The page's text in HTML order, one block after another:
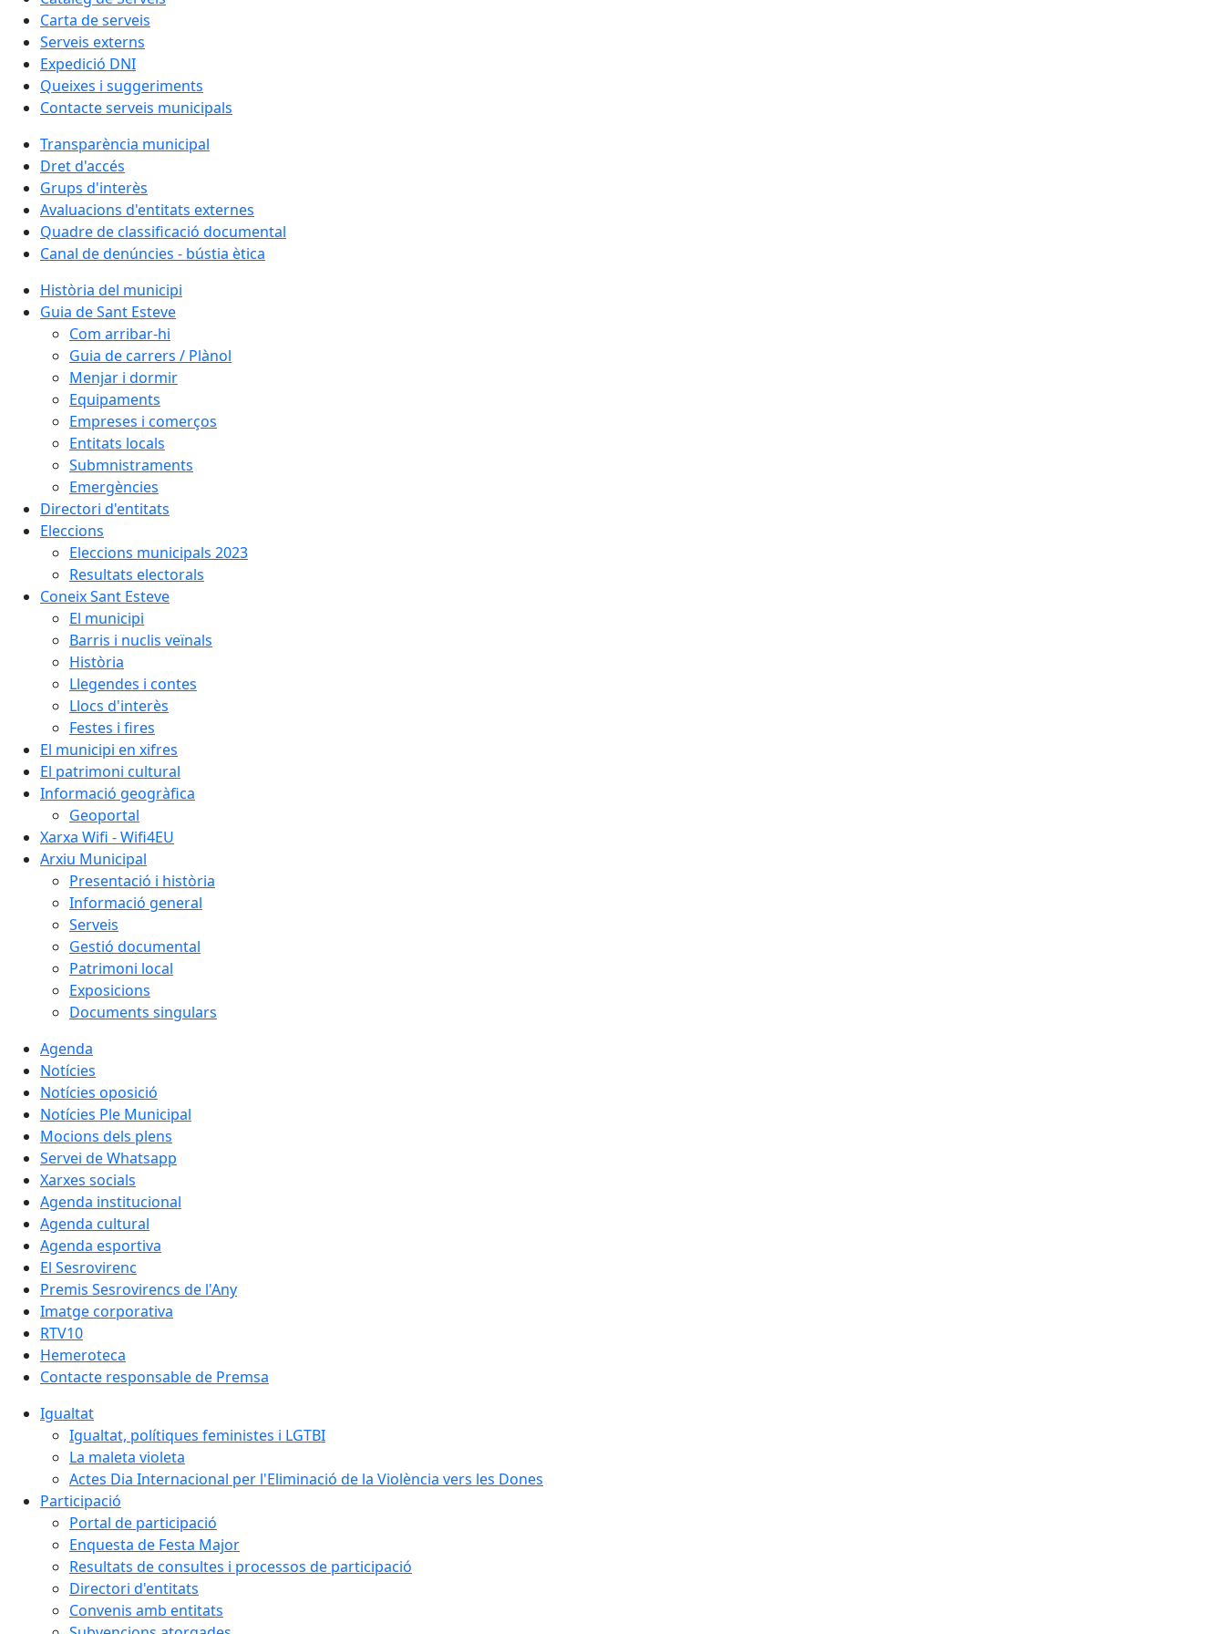
Carta de serveis
Serveis externs
Expedició DNI
Queixes i suggeriments
Contacte serveis municipals
Transparència municipal
Dret d'accés
Grups d'interès
Avaluacions d'entitats externes
Quadre de classificació documental
Canal de denúncies - bústia ètica
Història del municipi
Guia de Sant Esteve
Com arribar-hi
Guia de carrers / Plànol
Menjar i dormir
Equipaments
Empreses i comerços
Entitats locals
Submnistraments
Emergències
Directori d'entitats
Eleccions
Eleccions municipals 2023
Resultats electorals
Coneix Sant Esteve
El municipi
Barris i nuclis veïnals
Història
Llegendes i contes
Llocs d'interès
Festes i fires
El municipi en xifres
El patrimoni cultural
Informació geogràfica
Geoportal
Xarxa Wifi - Wifi4EU
Arxiu Municipal
Presentació i història
Informació general
Serveis
Gestió documental
Patrimoni local
Exposicions
Documents singulars
Agenda
Notícies
Notícies oposició
Notícies Ple Municipal
Mocions dels plens
Servei de Whatsapp
Xarxes socials
Agenda institucional
Agenda cultural
Agenda esportiva
El Sesrovirenc
Premis Sesrovirencs de l'Any
Imatge corporativa
RTV10
Hemeroteca
Contacte responsable de Premsa
Igualtat
Igualtat, polítiques feministes i LGTBI
La maleta violeta
Actes Dia Internacional per l'Eliminació de la Violència vers les Dones
Participació
Portal de participació
Enquesta de Festa Major
Resultats de consultes i processos de participació
Directori d'entitats
Convenis amb entitats